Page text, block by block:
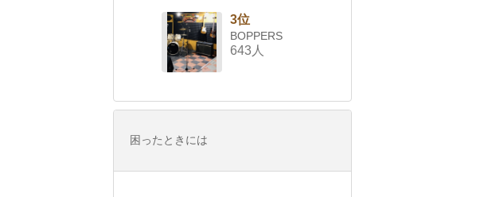
3位
BOPPERS
643人
困ったときには